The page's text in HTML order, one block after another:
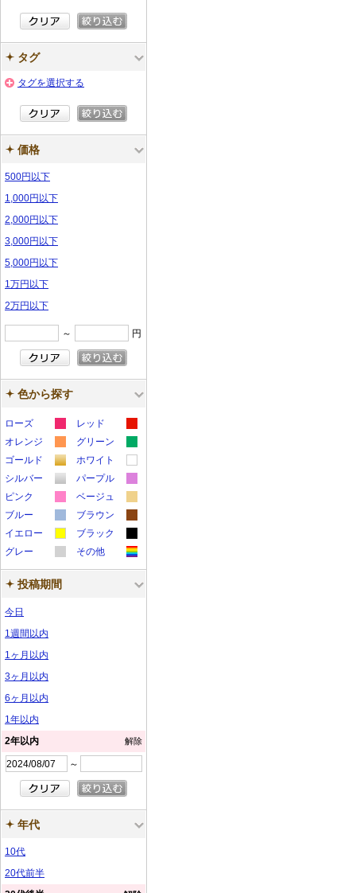
タグ
タグを選択する
価格
500円以下
1,000円以下
2,000円以下
3,000円以下
5,000円以下
1万円以下
2万円以下
～ 円
色から探す
ローズ
カ
ラ
レッド
カ
ラ
ル
オレンジ
カ
ラ
ル
グリーン
カ
ラ
プ
ル
ゴールド
カ
ラ
プ
ル
ホワイト
カ
ラ
ン
プ
シルバー
カ
ラ
ー
ン
プ
パープル
カ
ラ
サ
ン
ピンク
カ
ラ
サ
ン
ベージュ
カ
ラ
ー
サ
ン
ブルー
カ
ラ
ー
サ
ブラウン
カ
ラ
ー
サ
イエロー
カ
ラ
ー
ブラック
カ
ラ
ー
グレー
カ
ラ
その他
カ
ラ
投稿期間
今日
1週間以内
1ヶ月以内
3ヶ月以内
6ヶ月以内
1年以内
2年以内
解除
～
年代
10代
20代前半